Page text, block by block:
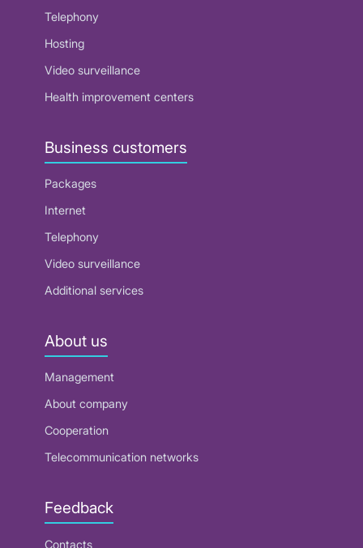
Telephony
Hosting
Video surveillance
Health improvement centers
Business customers
Packages
Internet
Telephony
Video surveillance
Additional services
About us
Management
About company
Cooperation
Telecommunication networks
Feedback
Contacts